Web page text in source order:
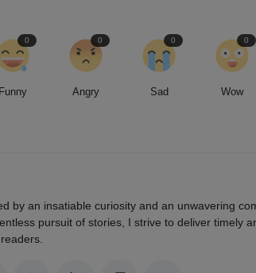
Funny
0
Angry
0
Sad
0
Wow
0
by an insatiable curiosity and an unwavering
pursuit of stories, I strive to deliver timely